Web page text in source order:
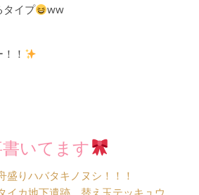
イプ
ww
！
いてます
りハバタキノヌシ！！！
イカ地下遺跡 替え玉テッキュウ